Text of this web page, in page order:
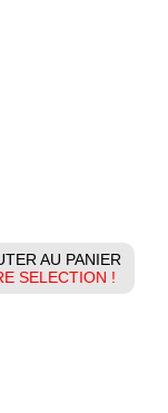
AU PANIER
SELECTION !